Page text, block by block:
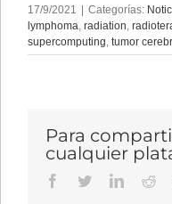
17/9/2021 Categorías:
lymphoma, radiation,
supercomputing, tumor
Para
cualquier
Facebook
Twitter